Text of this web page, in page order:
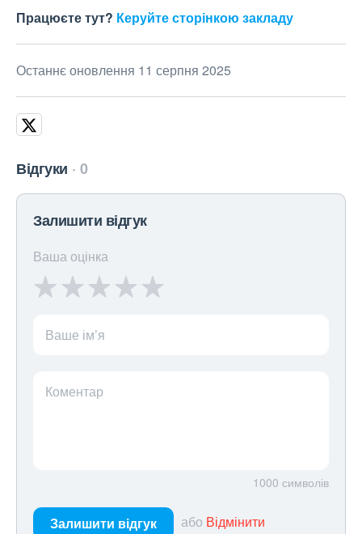
Працюєте тут? Керуйте сторінкою закладу
Останнє оновлення 11 серпня 2025
Відгуки 0
Залишити відгук
Ваша оцінка
Ваше ім’я
Коментар
1000 символів
Залишити відгук або Відмінити